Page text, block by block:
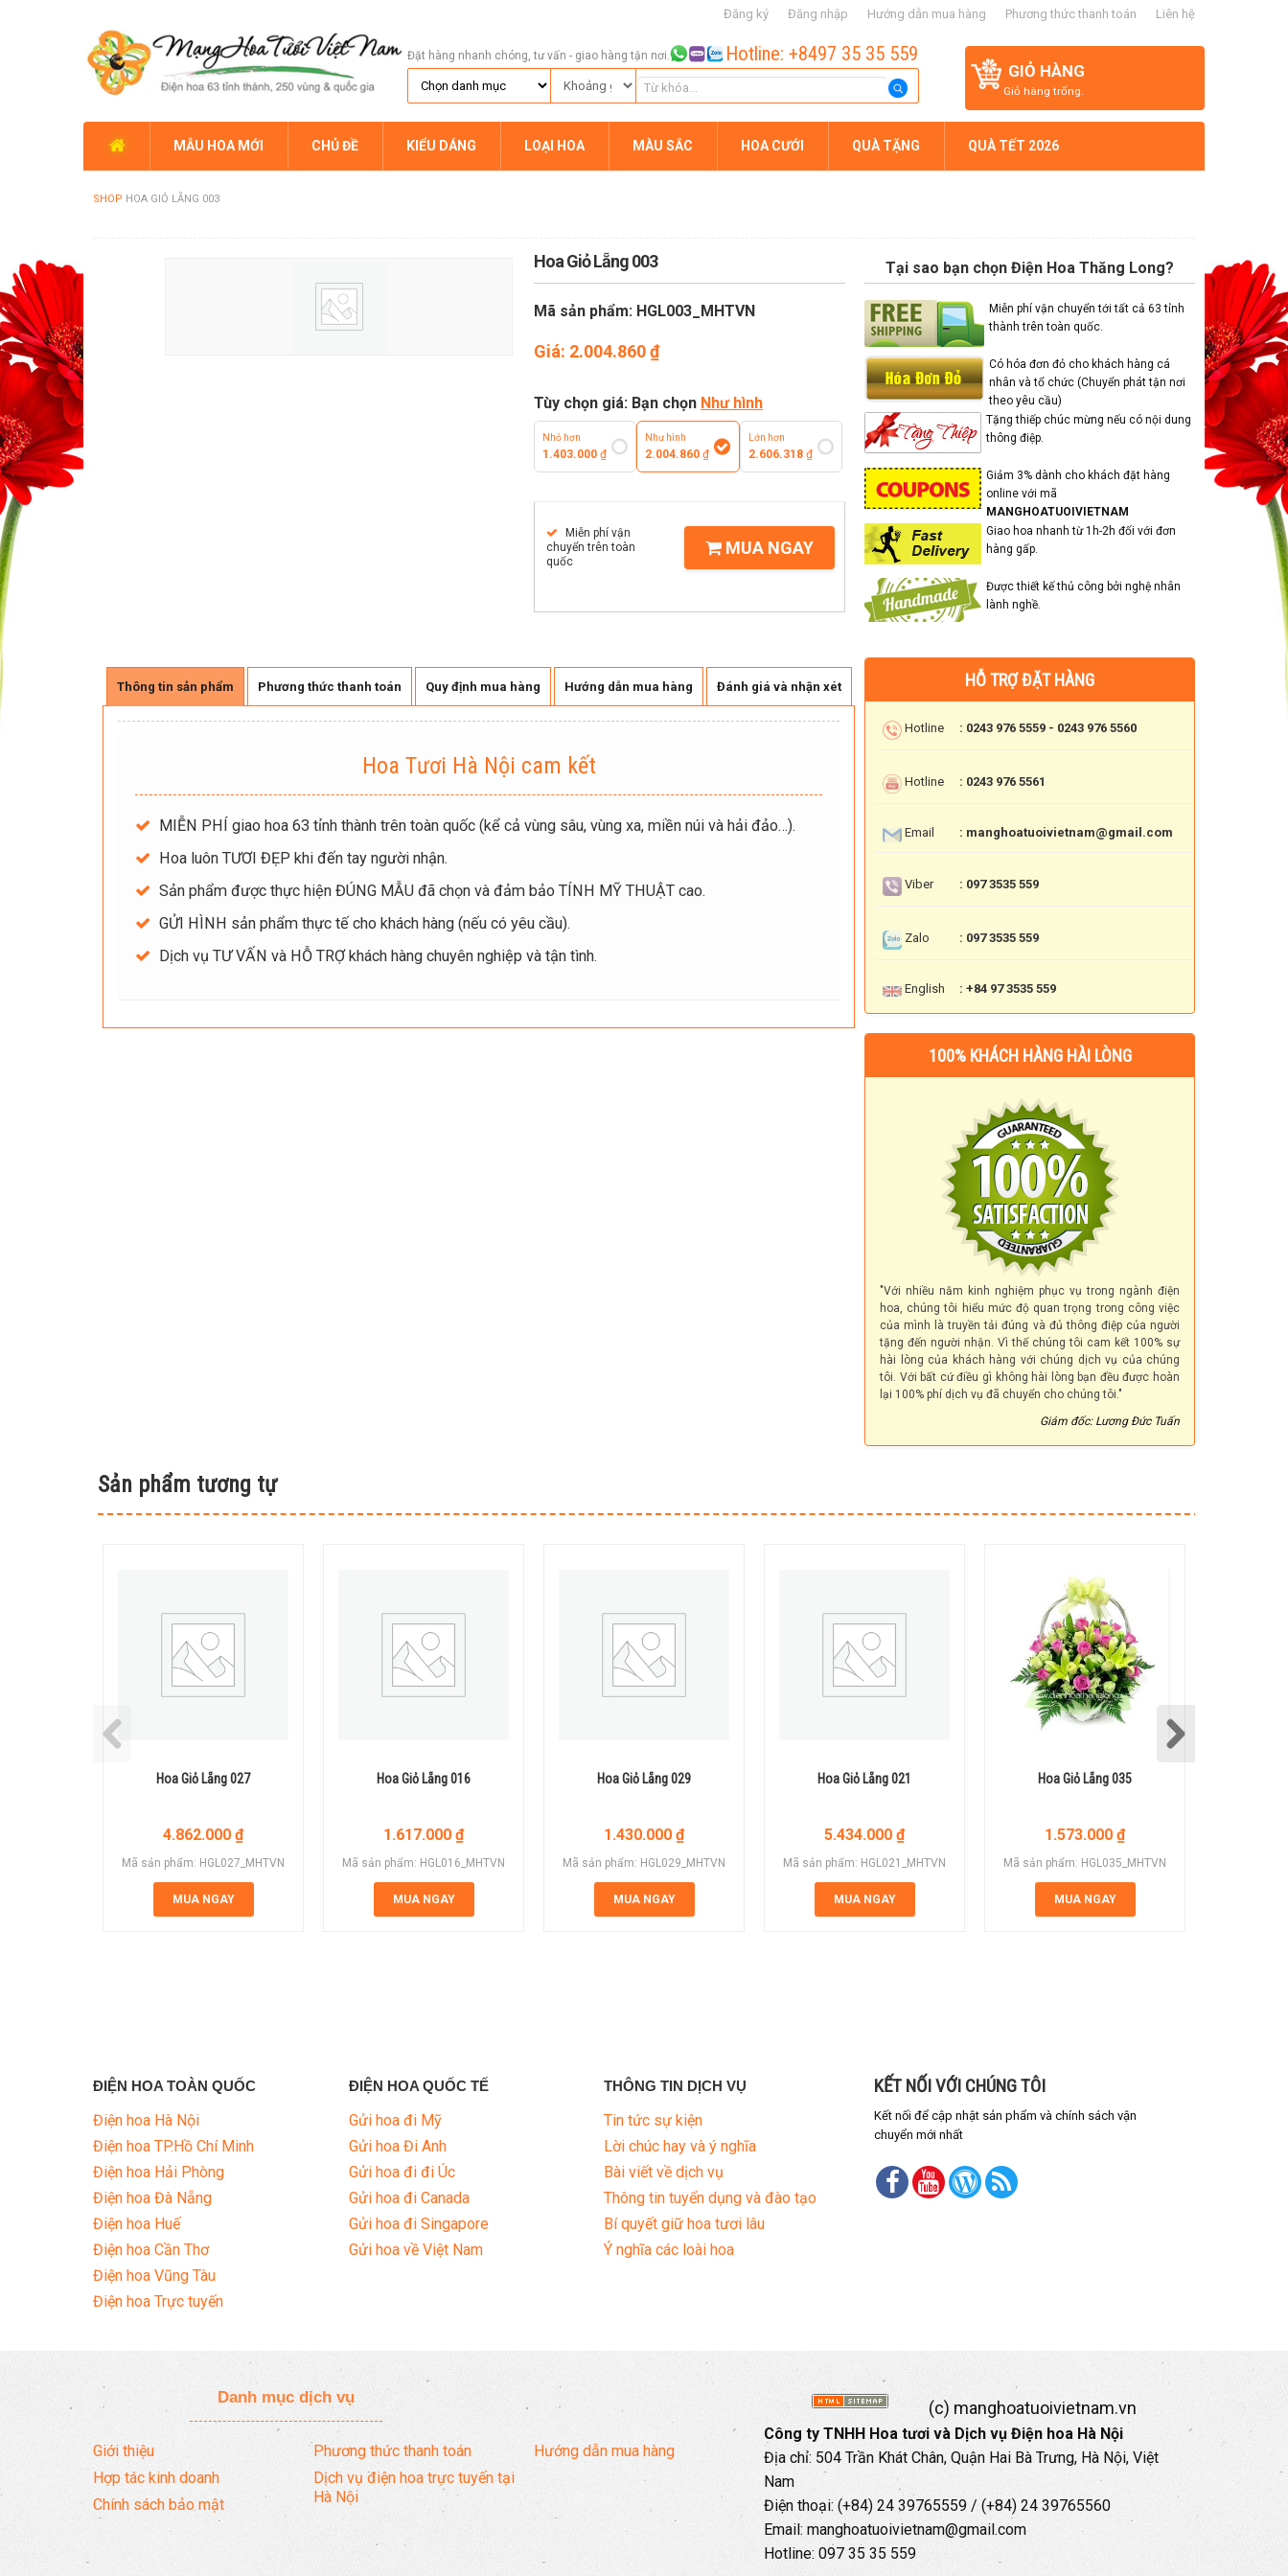
Đăng ký Đăng nhập Hướng dẫn mua hàng Phương thức thanh toán Liên hệ
GIỎ HÀNG
Giỏ hàng trống.
Đặt hàng nhanh chóng, tư vấn - giao hàng tận nơi. Hotline: +8497 35 35 559
MẪU HOA MỚI CHỦ ĐỀ KIỂU DÁNG LOẠI HOA MÀU SẮC HOA CƯỚI QUÀ TẶNG QUÀ TẾT 2026
SHOP HOA GIỎ LẴNG 003
Hoa Giỏ Lẵng 003
Mã sản phẩm: HGL003_MHTVN
Giá: 2.004.860₫
Tùy chọn giá: Bạn chọn Như hình
Nhỏ hơn
1.403.000 ₫
Như hình
2.004.860₫
Lớn hơn
2.606.318 ₫
Miễn phí vận
chuyển trên toàn
quốc
MUA NGAY
Tại sao bạn chọn Điện Hoa Thăng Long?
Miễn phí vận chuyển tới tất cả 63 tỉnh
thành trên toàn quốc.
Có hóa đơn đỏ cho khách hàng cá
nhân và tổ chức (Chuyển phát tận nơi
theo yêu cầu)
Tặng thiếp chúc mừng nếu có nội dung
thông điệp.
Giảm 3% dành cho khách đặt hàng
online với mã
MANGHOATUOIVIETNAM
Giao hoa nhanh từ 1h-2h đối với đơn
hàng gấp.
Được thiết kế thủ công bởi nghệ nhân
lành nghề.
Thông tin sản phẩm Phương thức thanh toán Quy định mua hàng Hướng dẫn mua hàng Đánh giá và nhận xét
Hoa Tươi Hà Nội cam kết
MIỄN PHÍ giao hoa 63 tỉnh thành trên toàn quốc (kể cả vùng sâu, vùng xa, miền núi và hải đảo…).
Hoa luôn TƯƠI ĐẸP khi đến tay người nhận.
Sản phẩm được thực hiện ĐÚNG MẪU đã chọn và đảm bảo TÍNH MỸ THUẬT cao.
GỬI HÌNH sản phẩm thực tế cho khách hàng (nếu có yêu cầu).
Dịch vụ TƯ VẤN và HỖ TRỢ khách hàng chuyên nghiệp và tận tình.
HỖ TRỢ ĐẶT HÀNG
Hotline : 0243 976 5559 - 0243 976 5560
Hotline : 0243 976 5561
Email : manghoatuoivietnam@gmail.com
Viber : 097 3535 559
Zalo : 097 3535 559
English : +84 97 3535 559
100% KHÁCH HÀNG HÀI LÒNG
"Với nhiều năm kinh nghiệm phục vụ trong ngành điện
hoa, chúng tôi hiểu mức độ quan trọng trong công việc
của mình là truyền tải đúng và đủ thông điệp của người
tặng đến người nhận. Vì thế chúng tôi cam kết 100% sự
hài lòng của khách hàng với chúng dịch vụ của chúng
tôi. Với bất cứ điều gì không hài lòng bạn đều được hoàn
lại 100% phí dịch vụ đã chuyển cho chúng tôi."
Giám đốc: Lương Đức Tuấn
Sản phẩm tương tự
Hoa Giỏ Lẵng 027
4.862.000 ₫
Mã sản phẩm: HGL027_MHTVN
MUA NGAY
Hoa Giỏ Lẵng 016
1.617.000 ₫
Mã sản phẩm: HGL016_MHTVN
MUA NGAY
Hoa Giỏ Lẵng 029
1.430.000 ₫
Mã sản phẩm: HGL029_MHTVN
MUA NGAY
Hoa Giỏ Lẵng 021
5.434.000 ₫
Mã sản phẩm: HGL021_MHTVN
MUA NGAY
Hoa Giỏ Lẵng 035
1.573.000 ₫
Mã sản phẩm: HGL035_MHTVN
MUA NGAY
ĐIỆN HOA TOÀN QUỐC
Điện hoa Hà Nội
Điện hoa TP.Hồ Chí Minh
Điện hoa Hải Phòng
Điện hoa Đà Nẵng
Điện hoa Huế
Điện hoa Cần Thơ
Điện hoa Vũng Tàu
Điện hoa Trực tuyến
ĐIỆN HOA QUỐC TẾ
Gửi hoa đi Mỹ
Gửi hoa Đi Anh
Gửi hoa đi đi Úc
Gửi hoa đi Canada
Gửi hoa đi Singapore
Gửi hoa về Việt Nam
THÔNG TIN DỊCH VỤ
Tin tức sự kiện
Lời chúc hay và ý nghĩa
Bài viết về dịch vụ
Thông tin tuyển dụng và đào tạo
Bí quyết giữ hoa tươi lâu
Ý nghĩa các loài hoa
KẾT NỐI VỚI CHÚNG TÔI
Kết nối để cập nhật sản phẩm và chính sách vận
chuyển mới nhất
Danh mục dịch vụ
Giới thiệu
Hợp tác kinh doanh
Chính sách bảo mật
Phương thức thanh toán
Dịch vụ điện hoa trực tuyến tại
Hà Nội
Hướng dẫn mua hàng
(c) manghoatuoivietnam.vn
Công ty TNHH Hoa tươi và Dịch vụ Điện hoa Hà Nội
Địa chỉ: 504 Trần Khát Chân, Quận Hai Bà Trưng, Hà Nội, Việt
Nam
Điện thoại: (+84) 24 39765559 / (+84) 24 39765560
Email: manghoatuoivietnam@gmail.com
Hotline: 097 35 35 559